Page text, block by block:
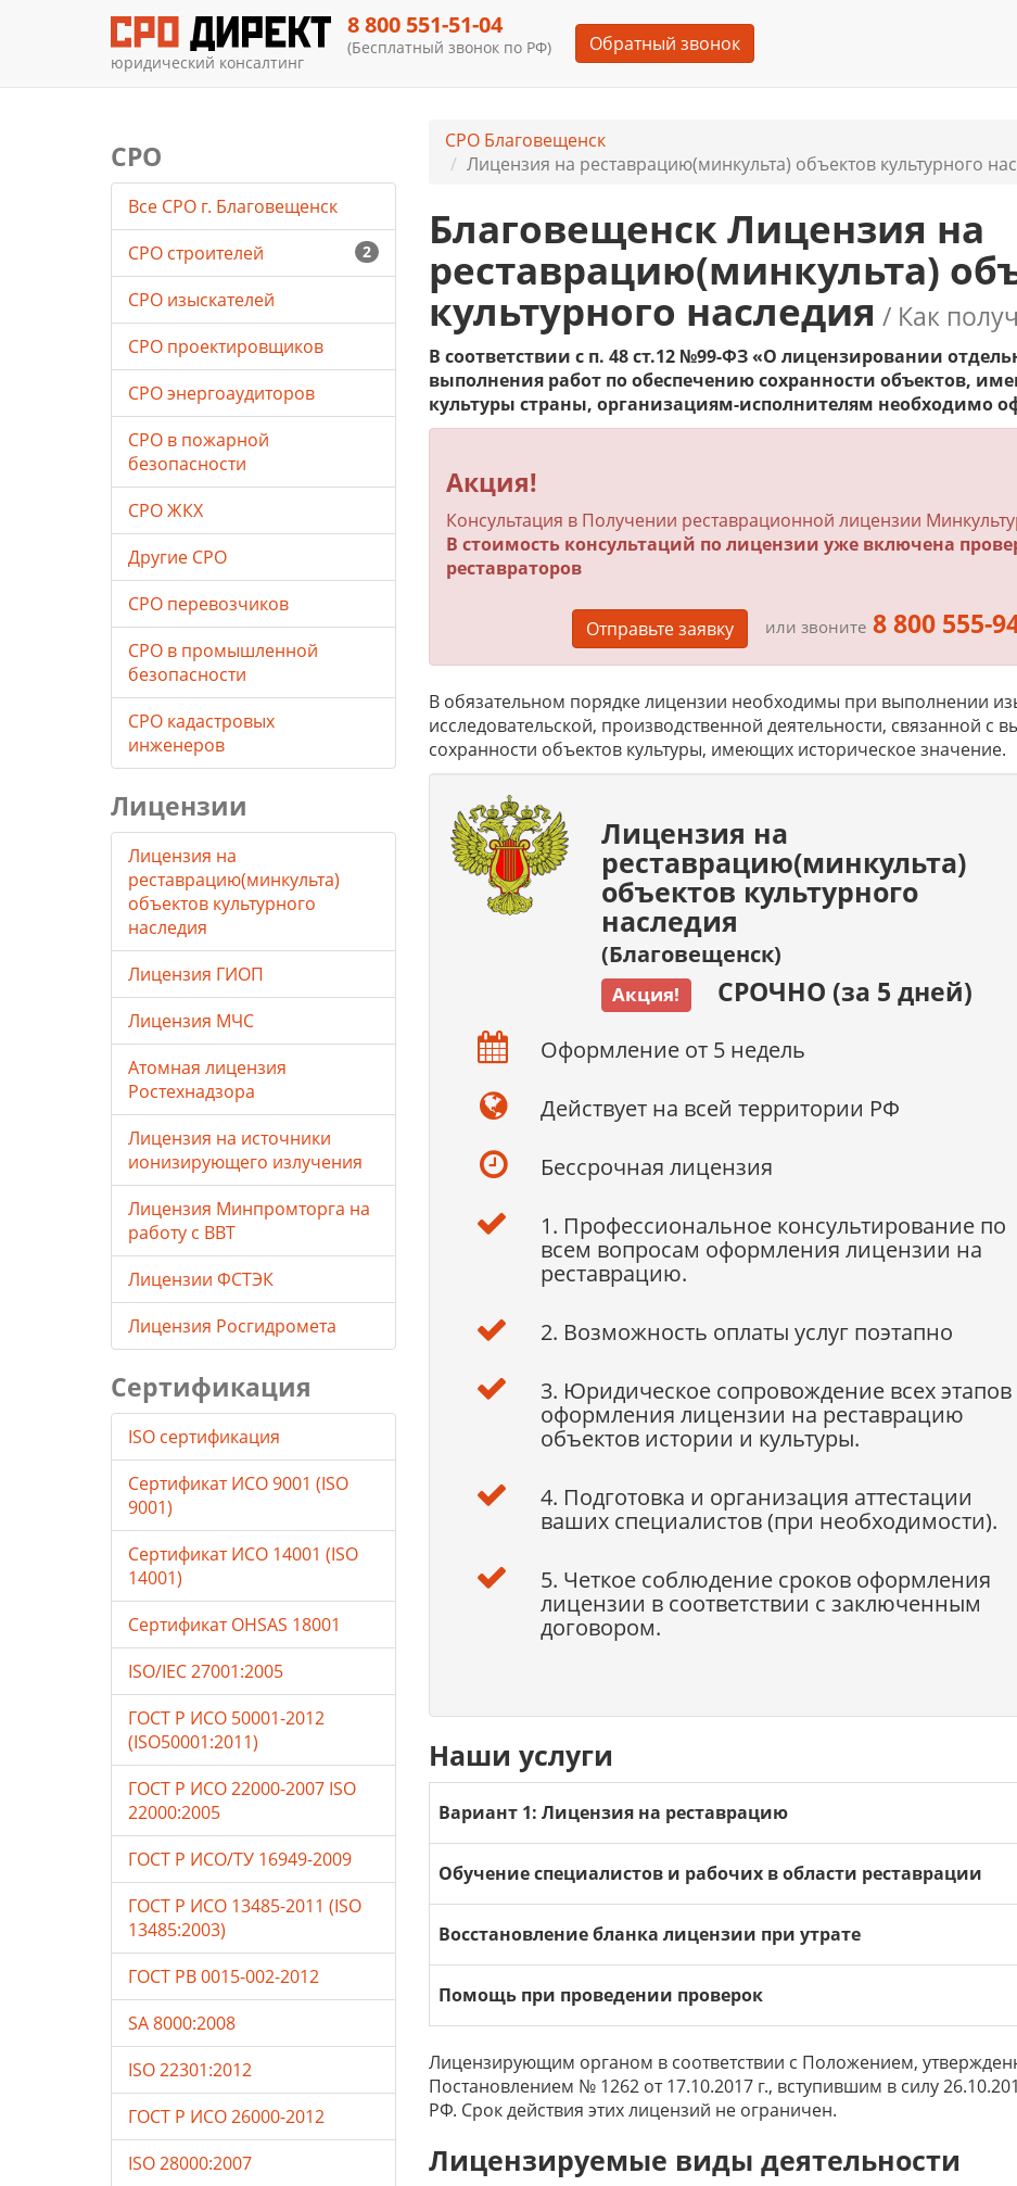
юридический консалтинг
8 800 551-51-04
(Бесплатный звонок по РФ) Обратный звонок
СРО Благовещенск
Лицензия на реставрацию(минкульта) объектов культурного
Благовещенск Лицензия на
реставрацию(минкульта)
культурного наследия / Как
В соответствии с п. 48 ст.12 №99-ФЗ «О лицензировании
выполнения работ по обеспечению сохранности объектов,
культуры страны, организациям-исполнителям необходимо
Акция!
Консультация в Получении реставрационной лицензии
В стоимость консультаций по лицензии уже включена
реставраторов
Отправьте заявку или звоните8 800 555-
В обязательном порядке лицензии необходимы при выполнении
исследовательской, производственной деятельности, связанной с
сохранности объектов культуры, имеющих историческое значение.
Лицензия на
реставрацию(минкульта)
объектов культурного
наследия
(Благовещенск)
Акция! СРОЧНО (за 5 дней)
Оформление от 5 недель
Действует на всей территории РФ
Бессрочная лицензия
1. Профессиональное консультирование по
всем вопросам оформления лицензии на
реставрацию.
2. Возможность оплаты услуг поэтапно
3. Юридическое сопровождение всех этапов
оформления лицензии на реставрацию
объектов истории и культуры.
4. Подготовка и организация аттестации
ваших специалистов (при необходимости).
5. Четкое соблюдение сроков оформления
лицензии в соответствии с заключенным
договором.
Наши услуги
Вариант 1: Лицензия на реставрацию
Обучение специалистов и рабочих в области реставрации
Восстановление бланка лицензии при утрате
Помощь при проведении проверок
Лицензирующим органом в соответствии с Положением,
Постановлением № 1262 от 17.10.2017 г., вступившим в силу
РФ. Срок действия этих лицензий не ограничен.
Лицензируемые виды деятельности
СРО
Все СРО г. Благовещенск
2
СРО строителей
СРО изыскателей
СРО проектировщиков
СРО энергоаудиторов
СРО в пожарной
безопасности
СРО ЖКХ
Другие СРО
СРО перевозчиков
СРО в промышленной
безопасности
СРО кадастровых
инженеров
Лицензии
Лицензия на
реставрацию(минкульта)
объектов культурного
наследия
Лицензия ГИОП
Лицензия МЧС
Атомная лицензия
Ростехнадзора
Лицензия на источники
ионизирующего излучения
Лицензия Минпромторга на
работу с ВВТ
Лицензии ФСТЭК
Лицензия Росгидромета
Сертификация
ISO сертификация
Сертификат ИСО 9001 (ISO
9001)
Сертификат ИСО 14001 (ISO
14001)
Сертификат OHSAS 18001
ISO/IEC 27001:2005
ГОСТ Р ИСО 50001-2012
(ISO50001:2011)
ГОСТ Р ИСО 22000-2007 ISO
22000:2005
ГОСТ Р ИСО/ТУ 16949-2009
ГОСТ Р ИСО 13485-2011 (ISO
13485:2003)
ГОСТ РВ 0015-002-2012
SA 8000:2008
ISO 22301:2012
ГОСТ Р ИСО 26000-2012
ISO 28000:2007